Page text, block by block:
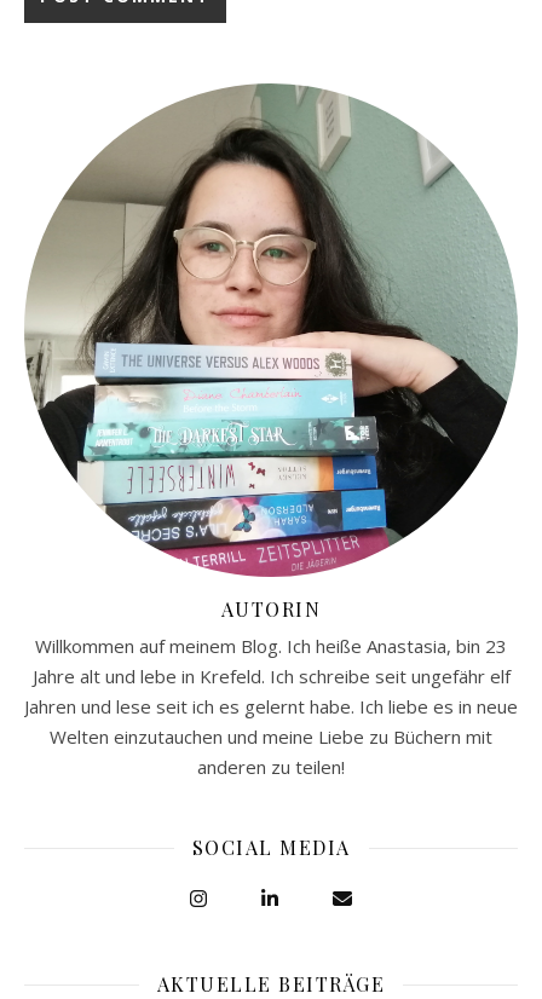
AUTORIN
Willkommen auf meinem Blog. Ich heiße Anastasia, bin 23
Jahre alt und lebe in Krefeld. Ich schreibe seit ungefähr elf
Jahren und lese seit ich es gelernt habe. Ich liebe es in neue
Welten einzutauchen und meine Liebe zu Büchern mit
anderen zu teilen!
SOCIAL MEDIA
AKTUELLE BEITRÄGE